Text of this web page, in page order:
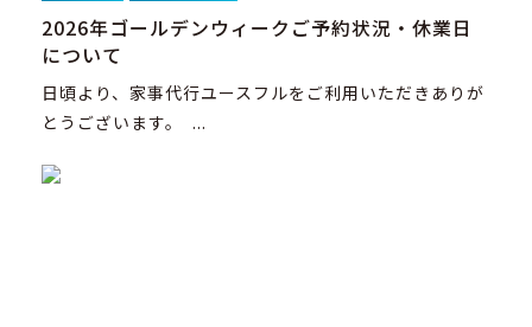
2026年ゴールデンウィークご予約状況・休業日
について
日頃より、家事代行ユースフルをご利用いただきありが
とうございます。 ...